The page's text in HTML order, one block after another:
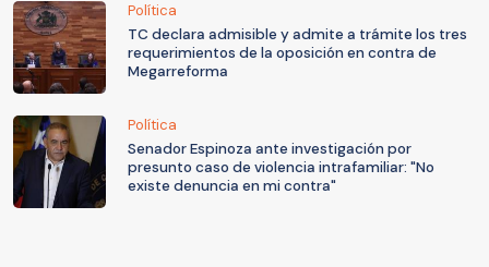
Política
TC declara admisible y admite a trámite los tres
requerimientos de la oposición en contra de
Megarreforma
Política
Senador Espinoza ante investigación por
presunto caso de violencia intrafamiliar: "No
existe denuncia en mi contra"